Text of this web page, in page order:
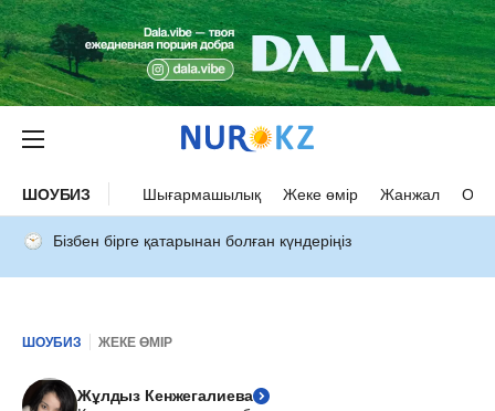
ШОУБИЗ Шығармашылық Жеке өмір Жанжал
Бізбен бірге қатарынан болған күндеріңіз
ШОУБИЗ ЖЕКЕ ӨМІР
Жұлдыз Кенжегалиева